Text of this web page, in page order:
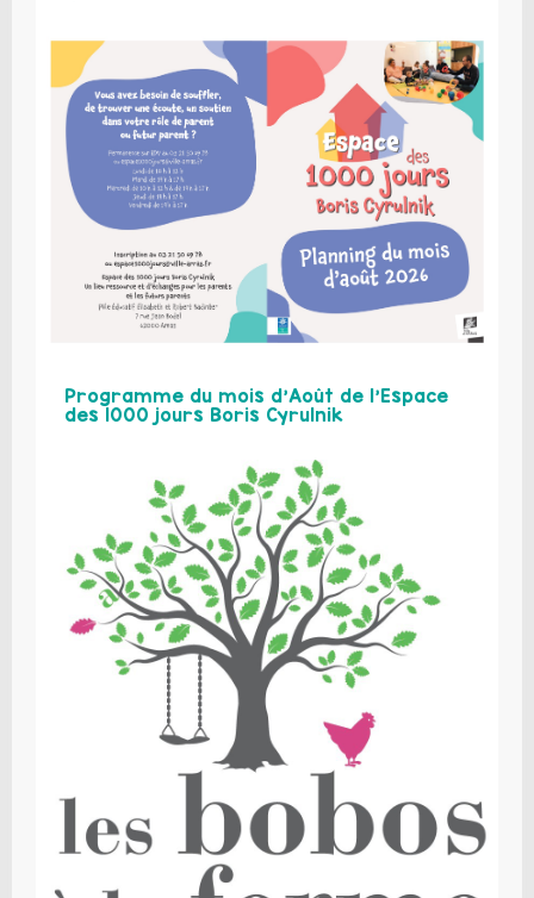
Programme du mois d’Août de l’Espace
des 1000 jours Boris Cyrulnik